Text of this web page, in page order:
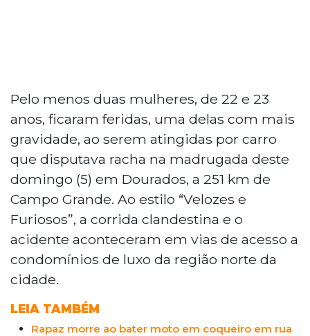
Pelo menos duas mulheres, de 22 e 23
anos, ficaram feridas, uma delas com mais
gravidade, ao serem atingidas por carro
que disputava racha na madrugada deste
domingo (5) em Dourados, a 251 km de
Campo Grande. Ao estilo “Velozes e
Furiosos”, a corrida clandestina e o
acidente aconteceram em vias de acesso a
condomínios de luxo da região norte da
cidade.
LEIA TAMBÉM
Rapaz morre ao bater moto em coqueiro em rua